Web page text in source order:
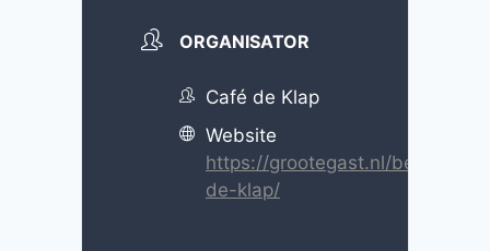
ORGANISATOR
Café de Klap
Website
https://grootegast.nl/bedrijf/
de-klap/